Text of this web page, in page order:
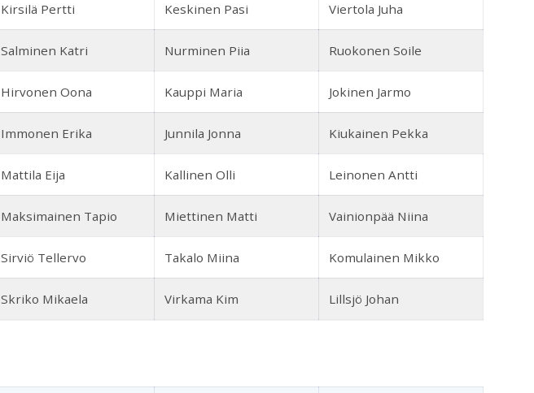
Kirsilä Pertti Keskinen Pasi Viertola Juha
Salminen Katri Nurminen Piia Ruokonen Soile
Hirvonen Oona Kauppi Maria Jokinen Jarmo
Immonen Erika Junnila Jonna Kiukainen Pekka
Mattila Eija Kallinen Olli Leinonen Antti
Maksimainen Tapio Miettinen Matti Vainionpää Niina
Sirviö Tellervo Takalo Miina Komulainen Mikko
Skriko Mikaela Virkama Kim Lillsjö Johan